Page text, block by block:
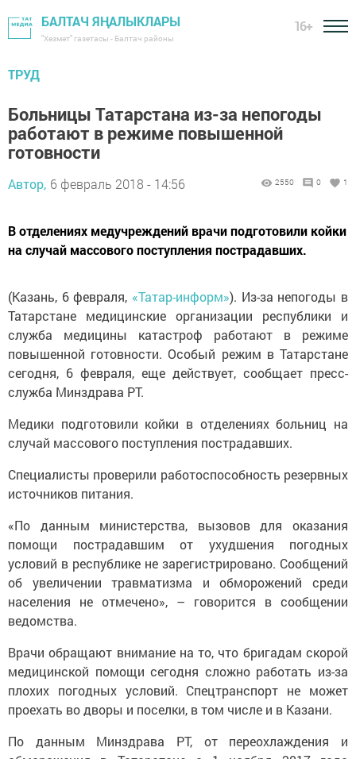
БАЛТАЧ ЯҢАЛЫКЛАРЫ
"Хезмәт" газетасы - Балтач районы
16+
ТРУД
Больницы Татарстана из-за непогоды
работают в режиме повышенной
готовности
Автор, 6 февраль 2018 - 14:56 2550 0 1
В отделениях медучреждений врачи подготовили койки
на случай массового поступления пострадавших.
(Казань, 6 февраля, «Татар-информ»). Из-за непогоды в
Татарстане медицинские организации республики и
служба медицины катастроф работают в режиме
повышенной готовности. Особый режим в Татарстане
сегодня, 6 февраля, еще действует, сообщает пресс-
служба Минздрава РТ.
Медики подготовили койки в отделениях больниц на
случай массового поступления пострадавших.
Специалисты проверили работоспособность резервных
источников питания.
«По данным министерства, вызовов для оказания
помощи пострадавшим от ухудшения погодных
условий в республике не зарегистрировано. Сообщений
об увеличении травматизма и обморожений среди
населения не отмечено», – говорится в сообщении
ведомства.
Врачи обращают внимание на то, что бригадам скорой
медицинской помощи сегодня сложно работать из-за
плохих погодных условий. Спецтранспорт не может
проехать во дворы и поселки, в том числе и в Казани.
По данным Минздрава РТ, от переохлаждения и